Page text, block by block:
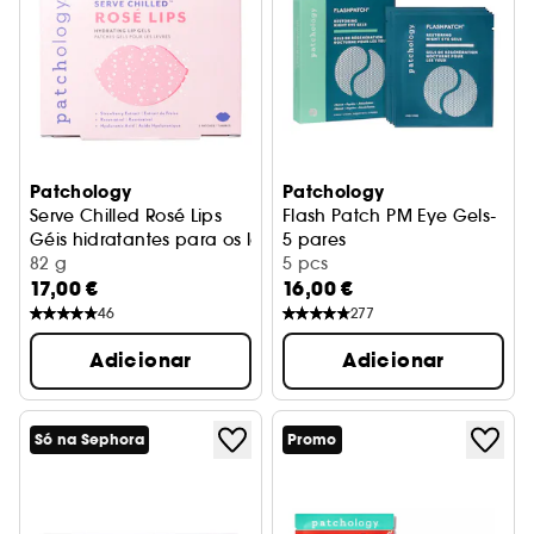
Patchology
Serve Chilled Rosé Lips
Géis hidratantes para os lábios
82 g
17,00 €
46
Adicionar
Patchology
Flash Patch PM Eye Gels-
5 pares
5 pcs
16,00 €
277
Adicionar
Só na Sephora Promo